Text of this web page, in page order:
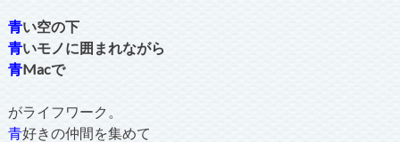
青い空の下
青いモノに囲まれながら
青Macで
がライフワーク。
青好きの仲間を集めて